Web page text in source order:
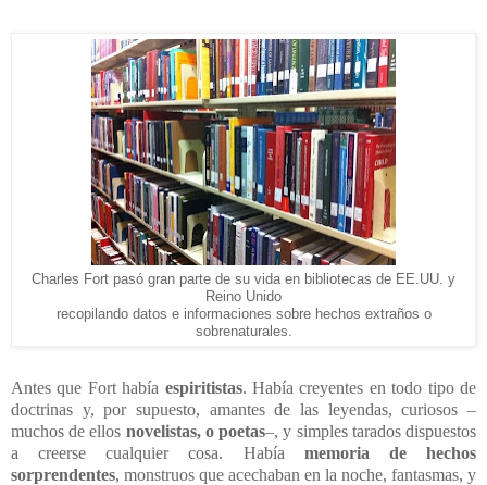
Charles Fort pasó gran parte de su vida en bibliotecas de EE.UU. y
Reino Unido
recopilando datos e informaciones sobre hechos extraños o
sobrenaturales.
Antes que Fort había espiritistas. Había creyentes en todo tipo de
doctrinas y, por supuesto, amantes de las leyendas, curiosos –
muchos de ellos novelistas, o poetas–, y simples tarados dispuestos
a creerse cualquier cosa. Había memoria de hechos
sorprendentes, monstruos que acechaban en la noche, fantasmas, y